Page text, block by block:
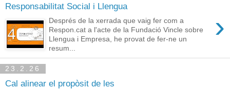
Responsabilitat Social i Llengua
›
Després de la xerrada que vaig fer com a
Respon.cat a l'acte de la Fundació Vincle sobre
Llengua i Empresa, he provat de fer-ne un
resum...
23.2.26
Cal alinear el propòsit de les